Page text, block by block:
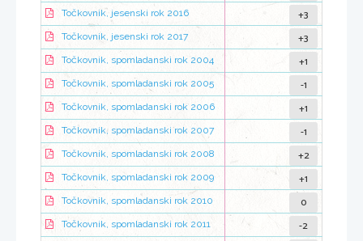
Točkovnik, jesenski rok 2016 +3
Točkovnik, jesenski rok 2017 +3
Točkovnik, spomladanski rok 2004 +1
Točkovnik, spomladanski rok 2005 -1
Točkovnik, spomladanski rok 2006 +1
Točkovnik, spomladanski rok 2007 -1
Točkovnik, spomladanski rok 2008 +2
Točkovnik, spomladanski rok 2009 +1
Točkovnik, spomladanski rok 2010 0
Točkovnik, spomladanski rok 2011 -2